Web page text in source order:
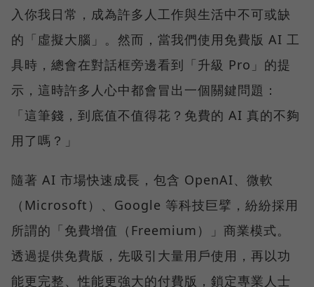
入你我日常，成為許多人工作與生活中不可或缺
的「虛擬大腦」。然而，當我們使用免費版 AI 工
具時，總會在對話框旁邊看到「升級 Pro」的提
示，這時許多人心中都會冒出一個關鍵問題：
「這筆錢，到底值不值得花？免費的 AI 真的不夠
用了嗎？」
隨著 AI 市場快速成長，包含 OpenAI、微軟
（Microsoft）、Google 等科技巨擘，紛紛採用
所謂的「免費增值（Freemium）」商業模式。
透過提供免費版，先吸引大量用戶使用，再以功
能更完整、性能更強大的付費版，鎖定專業人士